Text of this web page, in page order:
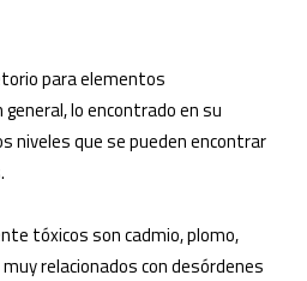
para elementos
lo encontrado en su
niveles que se pueden encontrar
tóxicos son cadmio, plomo,
relacionados con desórdenes